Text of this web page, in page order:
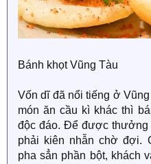
Bánh khọt Vũng Tàu
Vốn dĩ đã nổi tiếng ở
món ăn cầu kì khác thì
độc đáo. Để được thưởng
phải kiên nhẫn chờ đợi.
pha sẳn phần bột, khách